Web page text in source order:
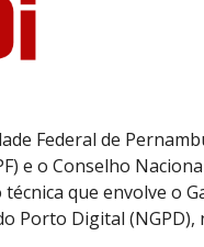
Federal de
e o Conselho
que envolve o
Porto Digital (NGPD),